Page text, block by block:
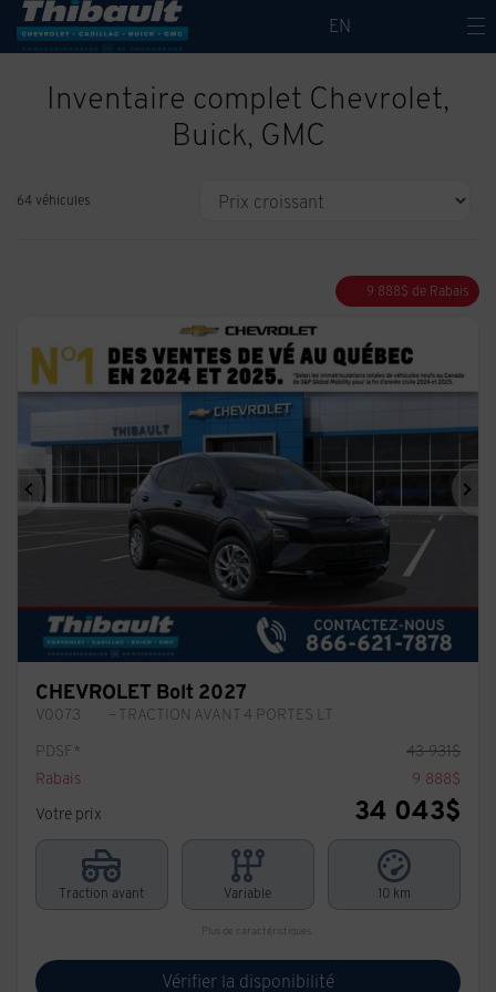
EN
Inventaire complet Chevrolet,
Buick, GMC
64 véhicules
9 888$ de Rabais
Précédent
CHEVROLET Bolt 2027
V0073
– TRACTION AVANT 4 PORTES LT
PDSF*
43 931$
Rabais
9 888$
Votre prix
34 043$
Traction avant Variable 10 km
Plus de caractéristiques
Vérifier la disponibilité